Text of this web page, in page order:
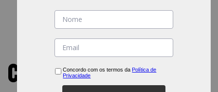
CONVERSEConcordo com os termos da Política de
Privacidade